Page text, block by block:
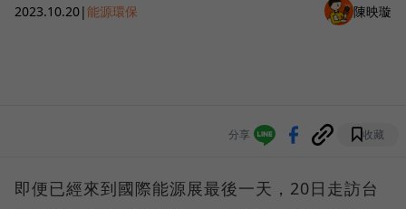
2023.10.20|能源環保 陳映璇
分享 收藏
即便已經來到國際能源展最後一天，20日走訪台